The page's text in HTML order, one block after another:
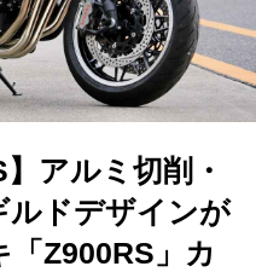
アルミ切削・
ルドデザインが
Z900RS」カ